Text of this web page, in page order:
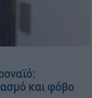
και φόβο